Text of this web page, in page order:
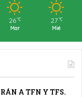
26 ℃
Mar
27 ℃
Mié
A TFN Y TFS.